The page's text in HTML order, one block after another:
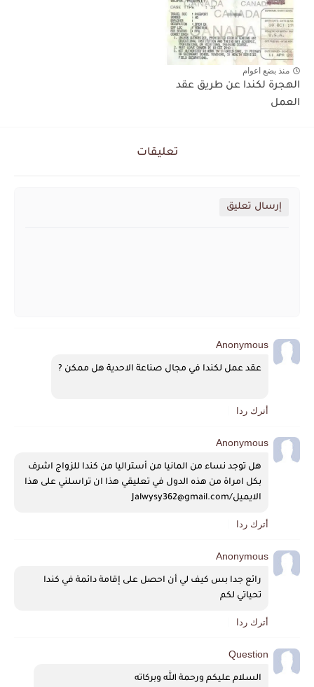
منذ بضع اعوام
الهجرة لكندا عن طريق عقد
العمل
تعليقات
إرسال تعليق
Anonymous
عقد عمل لكندا في مجال صناعة الاحدية هل ممكن ?
أترك ردا
Anonymous
الايميل/Jalwysy362@gmail.com
أترك ردا
Anonymous
تحياتي لكم
أترك ردا
Question
السلام عليكم ورحمة الله وبركاته